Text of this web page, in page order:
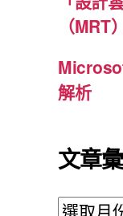
（MRT
解析
文章
文